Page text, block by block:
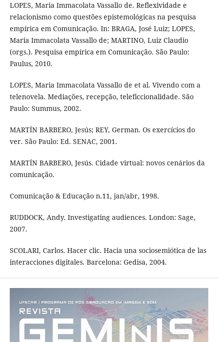
LOPES, Maria Immacolata Vassallo de. Reflexividade e
relacionismo como questões epistemológicas na pesquisa
empírica em Comunicação. In: BRAGA, José Luiz; LOPES,
Maria Immacolata Vassallo de; MARTINO, Luiz Claudio
(orgs.). Pesquisa empírica em Comunicação. São Paulo:
Paulus, 2010.
LOPES, Maria Immacolata Vassallo de et al. Vivendo com a
telenovela. Mediações, recepção, teleficcionalidade. São
Paulo: Summus, 2002.
MARTÍN BARBERO, Jesús; REY, German. Os exercícios do
ver. São Paulo: Ed. SENAC, 2001.
MARTÍN BARBERO, Jesús. Cidade virtual: novos cenários da
comunicação.
Comunicação & Educação n.11, jan/abr, 1998.
RUDDOCK, Andy. Investigating audiences. London: Sage,
2007.
SCOLARI, Carlos. Hacer clic. Hacia una sociosemiótica de las
interacciones digitales. Barcelona: Gedisa, 2004.